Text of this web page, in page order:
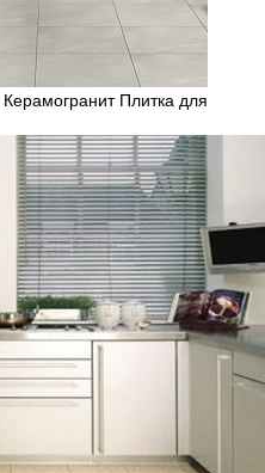
Керамогранит Плитка для